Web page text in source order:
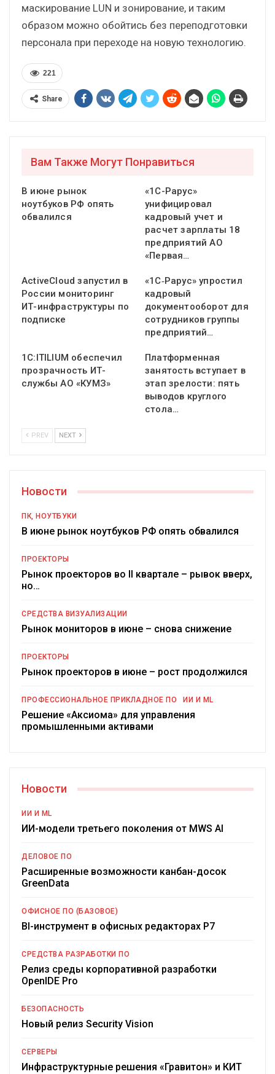
маскирование LUN и зонирование, и таким
образом можно обойтись без переподготовки
персонала при переходе на новую технологию.
221
Share
Вам Также Могут Понравиться
В июне рынок
ноутбуков РФ опять
обвалился
«1С-Рарус»
унифицировал
кадровый учет и
расчет зарплаты 18
предприятий АО
«Первая…
ActiveCloud запустил в
России мониторинг
ИТ-инфраструктуры по
подписке
«1С‑Рарус» упростил
кадровый
документооборот для
сотрудников группы
предприятий…
1С:ITILIUM обеспечил
прозрачность ИТ-
службы АО «КУМЗ»
Платформенная
занятость вступает в
этап зрелости: пять
выводов круглого
стола…
PREV NEXT
Новости
ПК, НОУТБУКИ
В июне рынок ноутбуков РФ опять обвалился
ПРОЕКТОРЫ
Рынок проекторов во II квартале – рывок вверх,
но…
СРЕДСТВА ВИЗУАЛИЗАЦИИ
Рынок мониторов в июне – снова снижение
ПРОЕКТОРЫ
Рынок проекторов в июне – рост продолжился
ПРОФЕССИОНАЛЬНОЕ ПРИКЛАДНОЕ ПО ИИ И ML
Решение «Аксиома» для управления
промышленными активами
Новости
ИИ И ML
ИИ-модели третьего поколения от MWS AI
ДЕЛОВОЕ ПО
Расширенные возможности канбан-досок
GreenData
ОФИСНОЕ ПО (БАЗОВОЕ)
BI-инструмент в офисных редакторах Р7
СРЕДСТВА РАЗРАБОТКИ ПО
Релиз среды корпоративной разработки
OpenIDE Pro
БЕЗОПАСНОСТЬ
Новый релиз Security Vision
СЕРВЕРЫ
Инфраструктурные решения «Гравитон» и КИТ